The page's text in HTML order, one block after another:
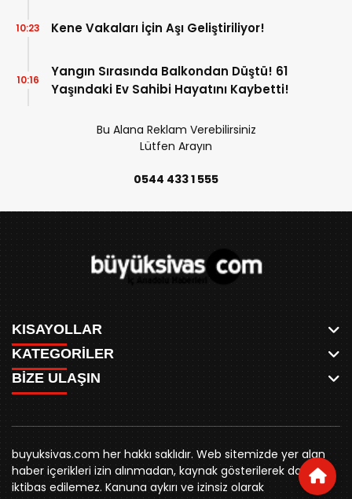
Kene Vakaları İçin Aşı Geliştiriliyor!
10:23
Yangın Sırasında Balkondan Düştü! 61
Yaşındaki Ev Sahibi Hayatını Kaybetti!
10:16
Bu Alana Reklam Verebilirsiniz
Lütfen Arayın
0544 433 1 555
KISAYOLLAR
ANASAYFA
AKSU CANLI
MEYDAN CANLI
MEDRESELER CANLI
MERAKÜM CANLI
YUKARI TEKKE CANLI
KURUMSAL KİMLİK
REKLAM FİYATLARI
KATEGORİLER
WHATSAPP
SPOR
SİYASET
BELEDİYE
SİVAS VALİLİĞİ
ÜNİVERSİTE
KURUMLAR
BİZE ULAŞIN
0346 221 00 60
buyuksivashaber@gmail.com
Örtülüpınar Mah. İnönü Bulvarı Özkahya Apt. Kat:3 D:7
Sivas
buyuksivas.com her hakkı saklıdır. Web sitemizde yer alan
haber içerikleri izin alınmadan, kaynak gösterilerek dahi
iktibas edilemez. Kanuna aykırı ve izinsiz olarak